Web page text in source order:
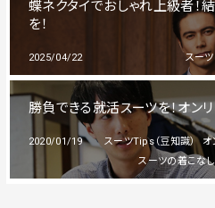
蝶ネクタイでおしゃれ上級者！
を！
2025/04/22 スー
勝負できる就活スーツを！オン
2020/01/19 オ
スーツTips（豆知識）
スーツの着こな